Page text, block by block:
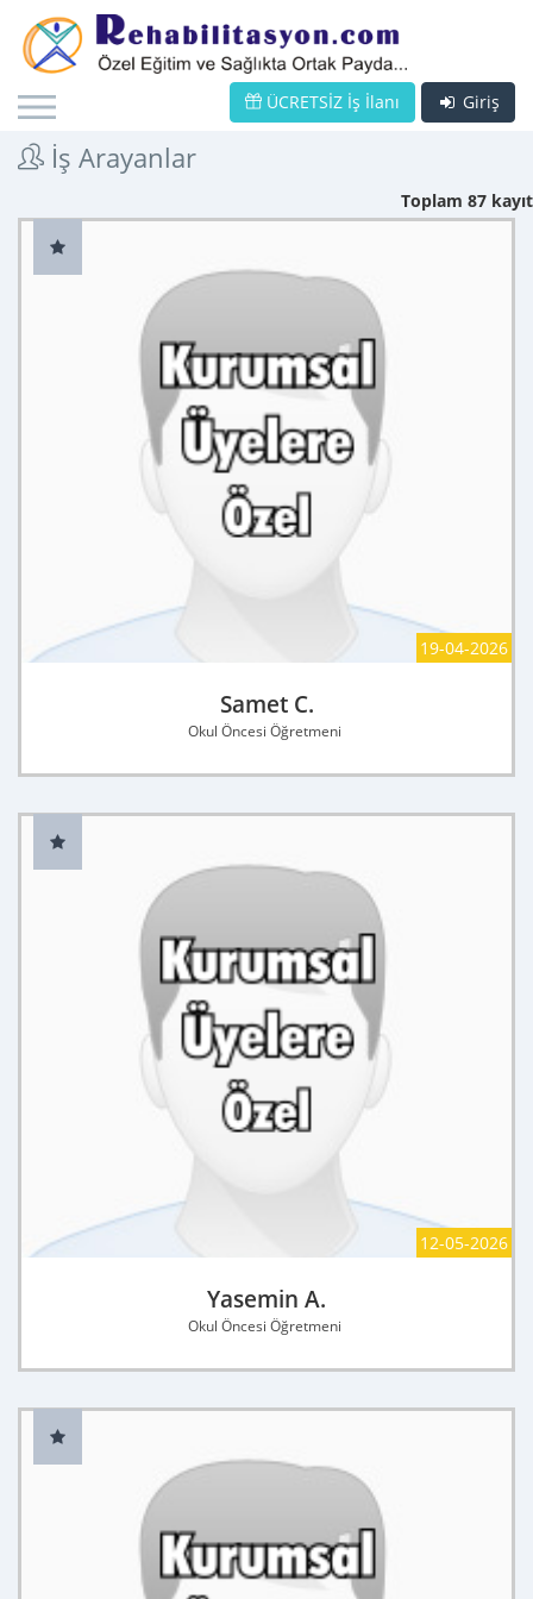
Giriş
ÜCRETSİZ İş İlanı
İş Arayanlar
Toplam 87 kayıt
19-04-2026
Samet C.
Okul Öncesi Öğretmeni
12-05-2026
Yasemin A.
Okul Öncesi Öğretmeni